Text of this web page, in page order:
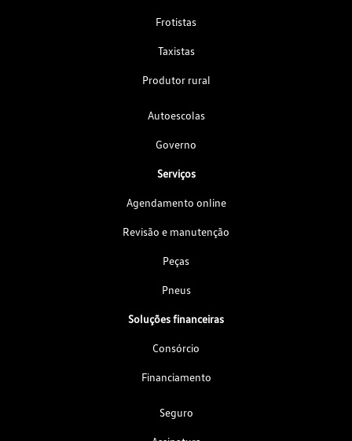
Frotistas
Taxistas
Produtor rural
Autoescolas
Governo
Serviços
Agendamento online
Revisão e manutenção
Peças
Pneus
Soluções financeiras
Consórcio
Financiamento
Seguro